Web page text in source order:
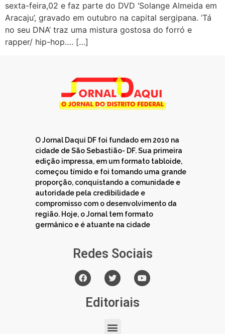
sexta-feira,02 e faz parte do DVD ‘Solange Almeida em
Aracaju’, gravado em outubro na capital sergipana. ‘Tá
no seu DNA’ traz uma mistura gostosa do forró e
rapper/ hip-hop…. […]
O Jornal Daqui DF foi fundado em 2010 na
cidade de São Sebastião- DF. Sua primeira
edição impressa, em um formato tabloide,
começou tímido e foi tomando uma grande
proporção, conquistando a comunidade e
autoridade pela credibilidade e
compromisso com o desenvolvimento da
região. Hoje, o Jornal tem formato
germânico e é atuante na cidade
Redes Sociais
Editoriais